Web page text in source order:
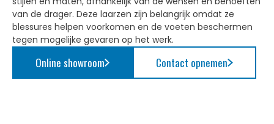
van de drager. Deze laarzen zijn belangrijk omdat ze
blessures helpen voorkomen en de voeten beschermen
tegen mogelijke gevaren op het werk.
Online showroom Contact opnemen